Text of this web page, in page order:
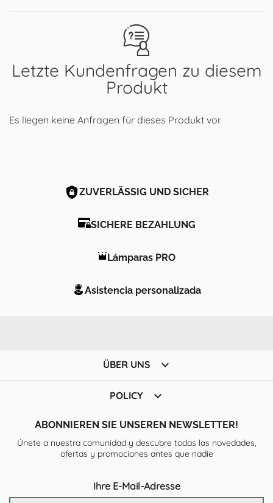
Letzte Kundenfragen zu diesem
Produkt
Es liegen keine Anfragen für dieses Produkt vor
ZUVERLÄSSIG UND SICHER
SICHERE BEZAHLUNG
Lámparas PRO
Asistencia personalizada
ÜBER UNS 
POLICY 
ABONNIEREN SIE UNSEREN NEWSLETTER!
Únete a nuestra comunidad y descubre todas las novedades,
ofertas y promociones antes que nadie
Ihre E-Mail-Adresse